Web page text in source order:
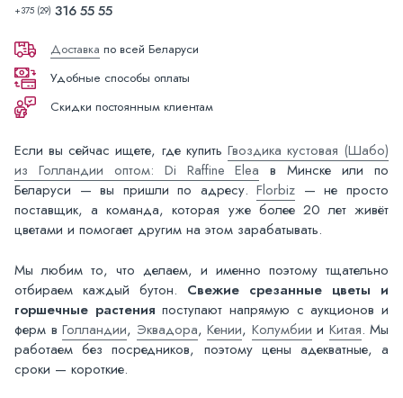
+375 (29) 316 55 55
Доставка по всей Беларуси
Удобные способы оплаты
Скидки постоянным клиентам
Если вы сейчас ищете, где купить Гвоздика кустовая (Шабо)
из Голландии оптом: Di Raffine Elea в Минске или по
Беларуси — вы пришли по адресу.Florbiz — не просто
поставщик, а команда, которая уже более 20 лет живёт
цветами и помогает другим на этом зарабатывать.
Мы любим то, что делаем, и именно поэтому тщательно
отбираем каждый бутон. Свежие срезанные цветы и
горшечные растения поступают напрямую с аукционов и
ферм в Голландии, Эквадора, Кении, Колумбии и Китая. Мы
работаем без посредников, поэтому цены адекватные, а
сроки — короткие.